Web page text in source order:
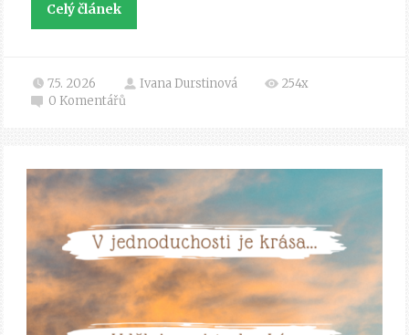
Celý článek
7.5. 2026 Ivana Durstinová
254x
0 Komentářů